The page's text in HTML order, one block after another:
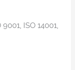
ISO 14001,